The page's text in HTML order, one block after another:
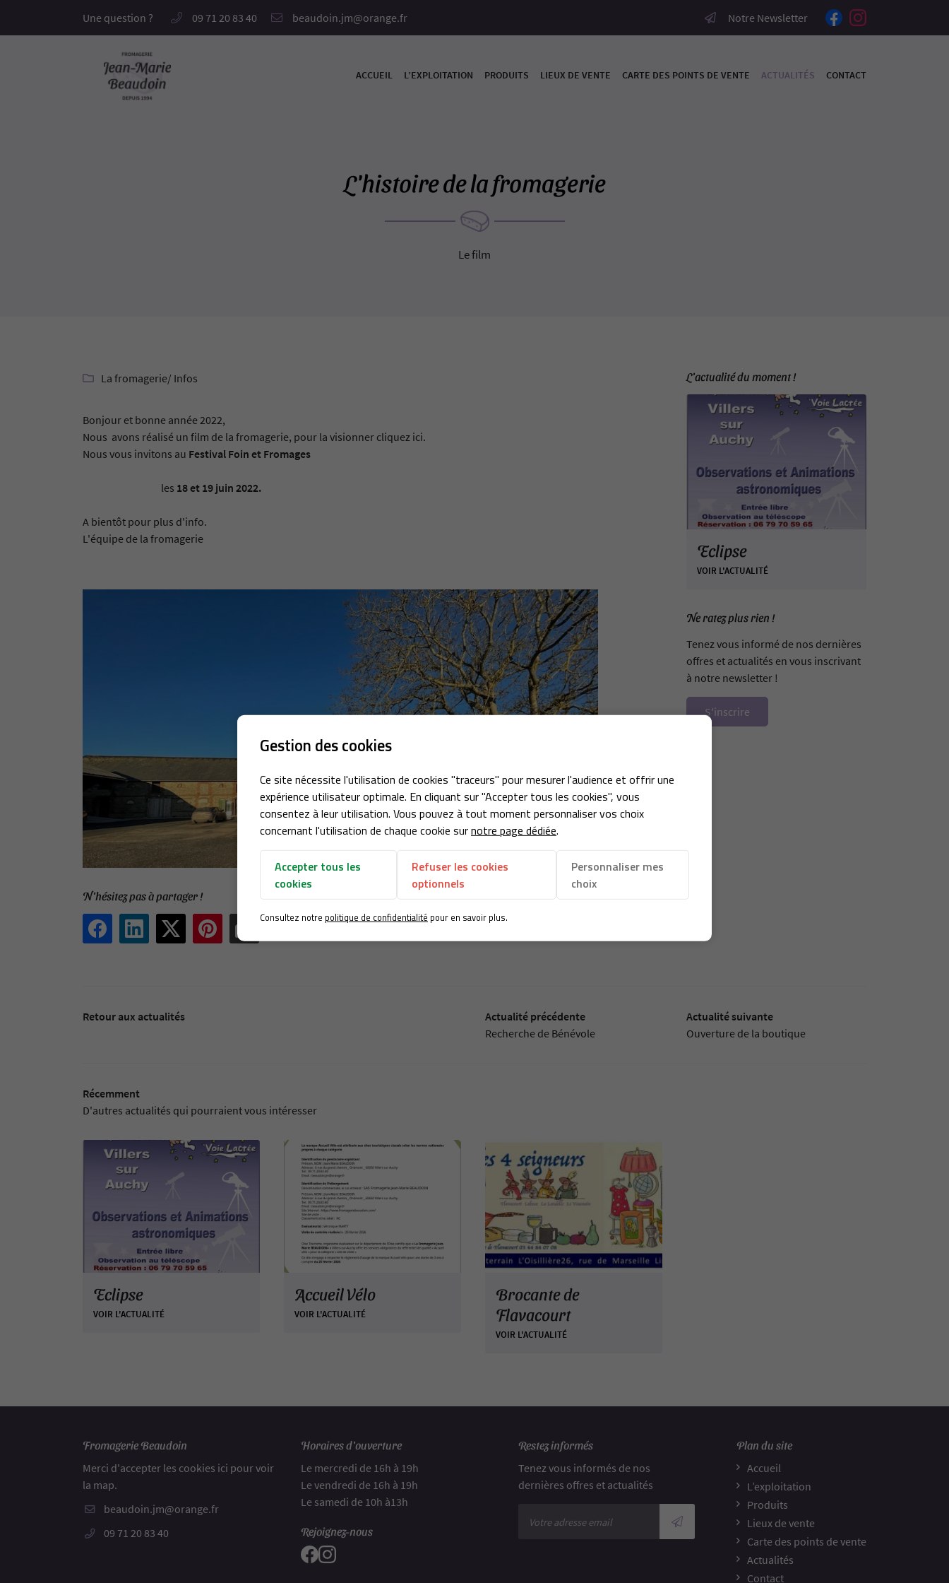
Gestion des cookies
Ce site nécessite l'utilisation de cookies "traceurs" pour mesurer l'audience et offrir une
expérience utilisateur optimale. En cliquant sur "Accepter tous les cookies", vous
consentez à leur utilisation. Vous pouvez à tout moment personnaliser vos choix
concernant l'utilisation de chaque cookie surnotre page dédiée.
Accepter tous les
cookies
Refuser les cookies
optionnels
Personnaliser mes
choix
Consultez notre politique de confidentialité pour en savoir plus.
Une question ? 09 71 20 83 40 Notre Newsletter
ACCUEIL L’EXPLOITATION PRODUITS LIEUX DE VENTE CARTE DES POINTS DE VENTE ACTUALITÉS CONTACT
Le Gd Chem. (Orsimont),
60650 Villers-sur-Auchy
Inscription
L'histoire de la fromagerie
Le film
 La fromagerie/ Infos
Bonjour et bonne année 2022,
Nous avons réalisé un film de la fromagerie, pour la visionner cliquez ici.
Nous vous invitons au Festival Foin et Fromages
les 18 et 19 juin 2022.
A bientôt pour plus d'info.
L'équipe de la fromagerie
N'hésitez pas à partager !
L'actualité du moment !
Eclipse
VOIR L'ACTUALITÉ
Ne ratez plus rien !
Tenez vous informé de nos dernières
offres et actualités en vous inscrivant
à notre newsletter !
S'inscrire
Retour aux actualités
Actualité précédente
Recherche de Bénévole
Actualité suivante
Ouverture de la boutique
Récemment
D'autres actualités qui pourraient vous intéresser
Eclipse
VOIR L'ACTUALITÉ
Accueil Vélo
VOIR L'ACTUALITÉ
Brocante de
Flavacourt
VOIR L'ACTUALITÉ
Fromagerie Beaudoin
Merci d'accepter les cookies ici pour voir
la map.
09 71 20 83 40
Horaires d'ouverture
Le mercredi de 16h à 19h
Le vendredi de 16h à 19h
Le samedi de 10h à13h
Rejoignez-nous
Restez informés
Tenez vous informés de nos
dernières offres et actualités
Plan du site
Accueil
L’exploitation
Produits
Lieux de vente
Carte des points de vente
Actualités
Contact